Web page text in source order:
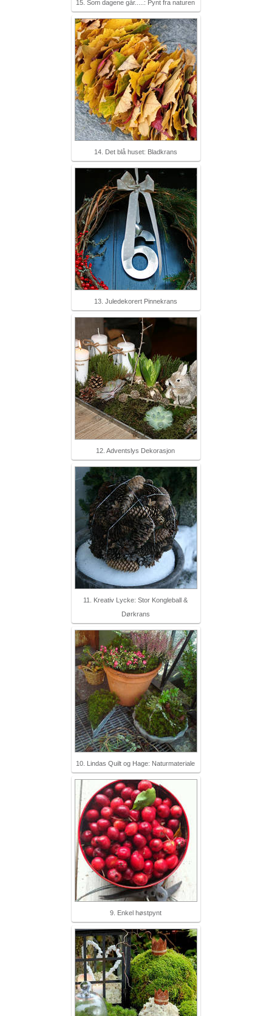
15. Som dagene går.....: Pynt fra naturen
14. Det blå huset: Bladkrans
13. Juledekorert Pinnekrans
12. Adventslys Dekorasjon
11. Kreativ Lycke: Stor Kongleball &
Dørkrans
10. Lindas Quilt og Hage: Naturmateriale
9. Enkel høstpynt